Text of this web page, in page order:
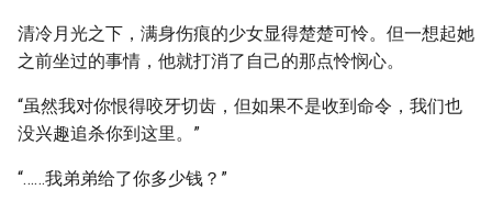
清冷月光之下，满身伤痕的少女显得楚楚可怜。但一想起她
之前坐过的事情，他就打消了自己的那点怜悯心。
“虽然我对你恨得咬牙切齿，但如果不是收到命令，我们也
没兴趣追杀你到这里。”
“……我弟弟给了你多少钱？”